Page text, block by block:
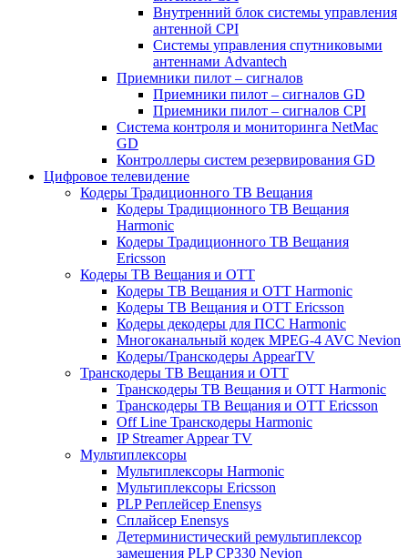
Внутренний блок системы управления
антенной CPI
Системы управления спутниковыми
антеннами Advantech
Приемники пилот – сигналов
Приемники пилот – сигналов GD
Приемники пилот – сигналов CPI
Система контроля и мониторинга NetMac
GD
Контроллеры систем резервирования GD
Цифровое телевидение
Кодеры Традиционного ТВ Вещания
Кодеры Традиционного ТВ Вещания
Harmonic
Кодеры Традиционного ТВ Вещания
Ericsson
Кодеры ТВ Вещания и ОТТ
Кодеры ТВ Вещания и ОТТ Harmonic
Кодеры ТВ Вещания и ОТТ Ericsson
Кодеры декодеры для ПСС Harmonic
Многоканальный кодек MPEG-4 AVC Nevion
Кодеры/Транскодеры AppearTV
Транскодеры ТВ Вещания и ОТТ
Транскодеры ТВ Вещания и ОТТ Harmonic
Транскодеры ТВ Вещания и ОТТ Ericsson
Off Line Транскодеры Harmonic
IP Streamer Appear TV
Мультиплексоры
Мультиплексоры Harmonic
Мультиплексоры Ericsson
PLP Реплейсер Enensys
Сплайсер Enensys
Детерминистический ремультиплексор
замещения PLP CP330 Nevion